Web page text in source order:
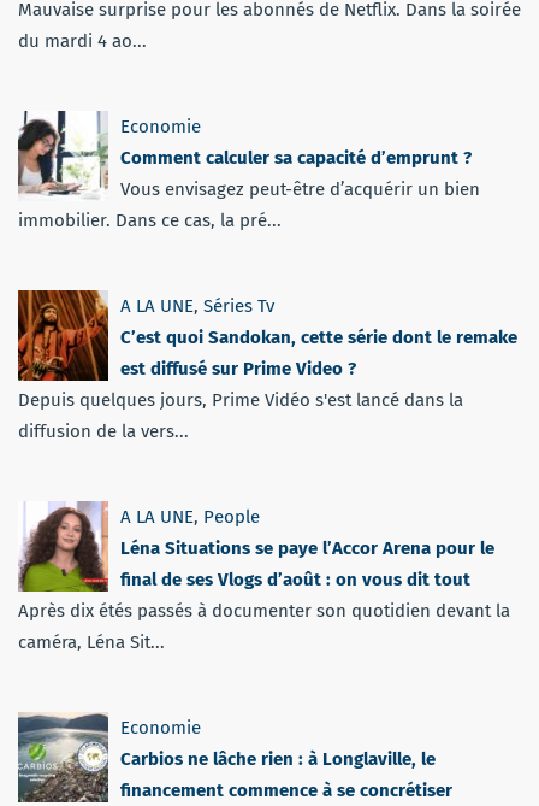
Mauvaise surprise pour les abonnés de Netflix. Dans la soirée
du mardi 4 ao...
Economie
Comment calculer sa capacité d’emprunt ?
Vous envisagez peut-être d’acquérir un bien
immobilier. Dans ce cas, la pré...
A LA UNE, Séries Tv
C’est quoi Sandokan, cette série dont le remake
est diffusé sur Prime Video ?
Depuis quelques jours, Prime Vidéo s'est lancé dans la
diffusion de la vers...
A LA UNE, People
Léna Situations se paye l’Accor Arena pour le
final de ses Vlogs d’août : on vous dit tout
Après dix étés passés à documenter son quotidien devant la
caméra, Léna Sit...
Economie
Carbios ne lâche rien : à Longlaville, le
financement commence à se concrétiser